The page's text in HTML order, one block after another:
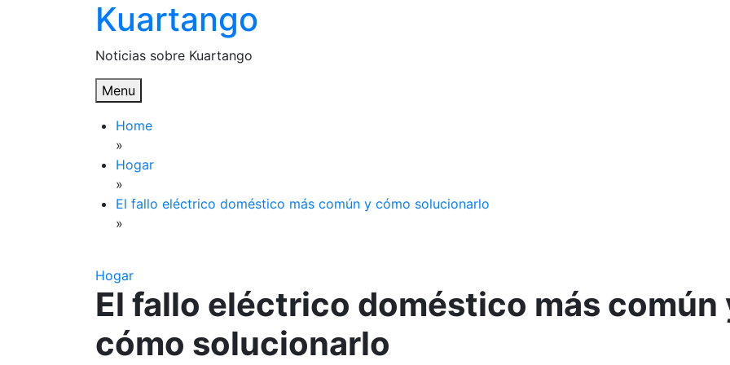
Kuartango
Noticias sobre Kuartango
Menu
Home
»
Hogar
»
El fallo eléctrico doméstico más común y cómo solucionarlo
»
Hogar
El fallo eléctrico doméstico más común
cómo solucionarlo